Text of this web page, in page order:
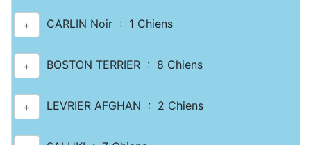
+ CARLIN Noir : 1 Chiens
+ BOSTON TERRIER : 8 Chiens
+ LEVRIER AFGHAN : 2 Chiens